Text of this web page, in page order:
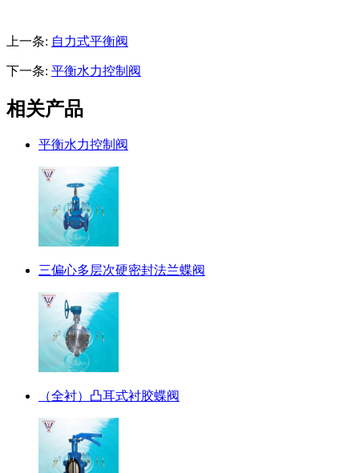
上一条: 自力式平衡阀
下一条: 平衡水力控制阀
相关产品
平衡水力控制阀
三偏心多层次硬密封法兰蝶阀
（全衬）凸耳式衬胶蝶阀